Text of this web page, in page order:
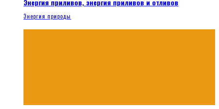
Энергия приливов, энергия приливов и отливов
Энергия природы